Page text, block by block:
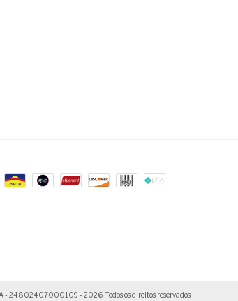
- 24802407000109 - 2026. Todos os direitos reservados.